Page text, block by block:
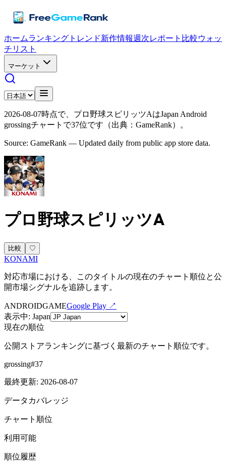
ホームランキング トレンド新作情報週次レポート 比較ウォッ
チリスト
マーケット
2026-08-07時点で、プロ野球スピリッツAはJapan Android
grossingチャートで37位です（出典：GameRank）。
Source: GameRank — Updated daily from public app store data.
プロ野球スピリッツA
比較 ♡
KONAMI
対応市場における、このタイトルの現在のチャート順位と公
開市場シグナルを追跡します。
ANDROIDGAMEGoogle Play ↗
表示中: Japan
現在の順位
公開ストアランキングに基づく最新のチャート順位です。
grossing#37
最終更新: 2026-08-07
データカバレッジ
チャート順位
利用可能
順位履歴